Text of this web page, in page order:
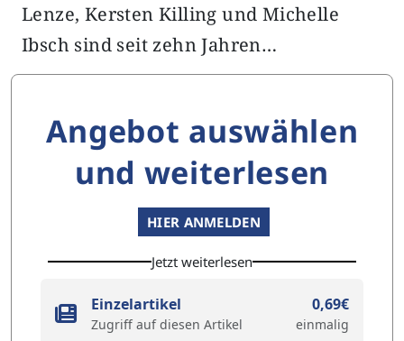
Lenze, Kersten Killing und Michelle
Ibsch sind seit zehn Jahren…
Angebot auswählen
und weiterlesen
HIER ANMELDEN
Jetzt weiterlesen
Einzelartikel
Zugriff auf diesen Artikel
0,69€
einmalig